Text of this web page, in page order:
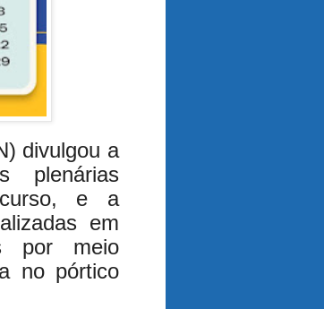
divulgou a
plenárias
e a
em
por meio
no pórtico